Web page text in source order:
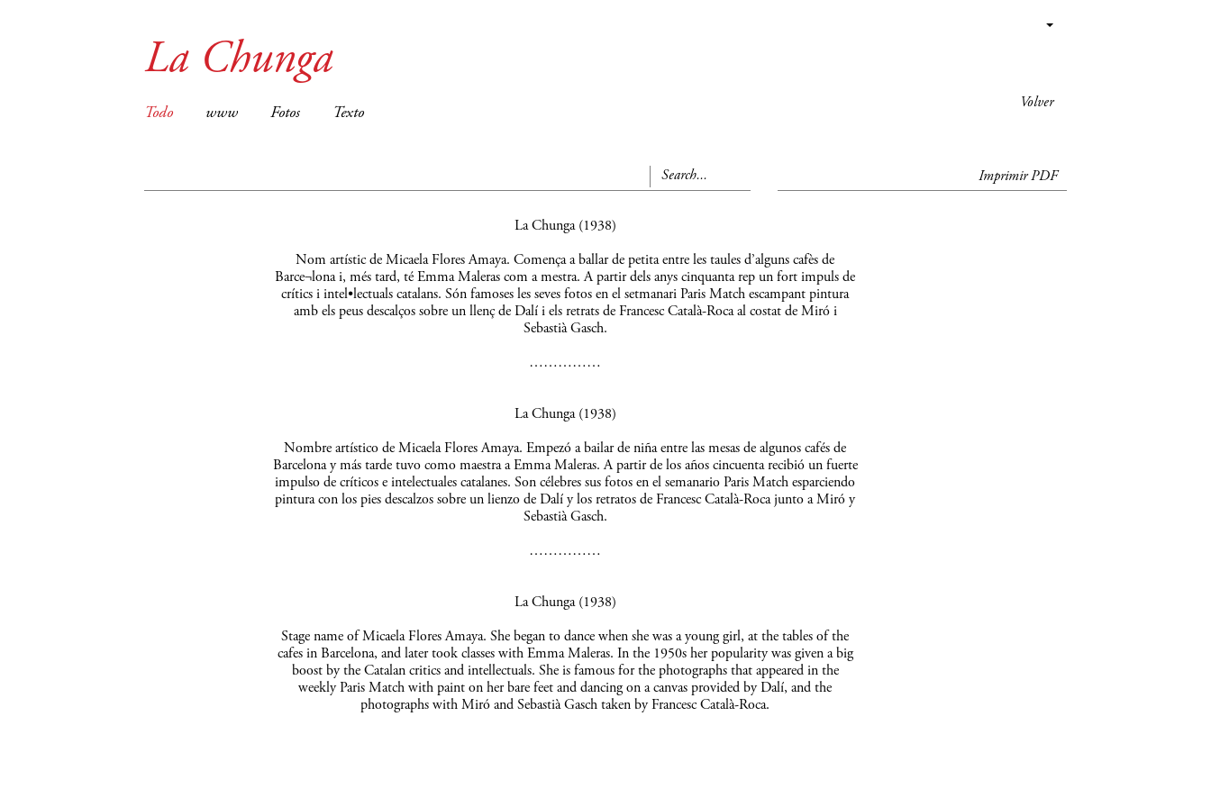
Volver
La Chunga
Todo www Fotos Texto
Imprimir PDF
La Chunga (1938)
Nom artístic de Micaela Flores Amaya. Comença a ballar de petita entre les taules d’alguns cafès de
Barce¬lona i, més tard, té Emma Maleras com a mestra. A partir dels anys cinquanta rep un fort impuls de
crítics i intel•lectuals catalans. Són famoses les seves fotos en el setmanari Paris Match escampant pintura
amb els peus descalços sobre un llenç de Dalí i els retrats de Francesc Català-Roca al costat de Miró i
Sebastià Gasch.
……………
La Chunga (1938)
Nombre artístico de Micaela Flores Amaya. Empezó a bailar de niña entre las mesas de algunos cafés de
Barcelona y más tarde tuvo como maestra a Emma Maleras. A partir de los años cincuenta recibió un fuerte
impulso de críticos e intelectuales catalanes. Son célebres sus fotos en el semanario Paris Match esparciendo
pintura con los pies descalzos sobre un lienzo de Dalí y los retratos de Francesc Català-Roca junto a Miró y
Sebastià Gasch.
……………
La Chunga (1938)
Stage name of Micaela Flores Amaya. She began to dance when she was a young girl, at the tables of the
cafes in Barcelona, and later took classes with Emma Maleras. In the 1950s her popularity was given a big
boost by the Catalan critics and intellectuals. She is famous for the photographs that appeared in the
weekly Paris Match with paint on her bare feet and dancing on a canvas provided by Dalí, and the
photographs with Miró and Sebastià Gasch taken by Francesc Català-Roca.